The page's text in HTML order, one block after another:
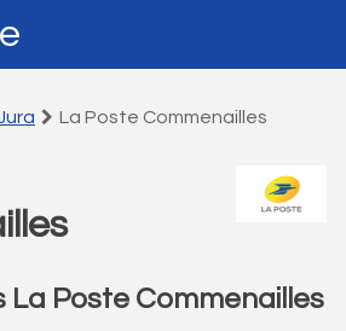
La Poste Commenailles
La Poste Commenailles